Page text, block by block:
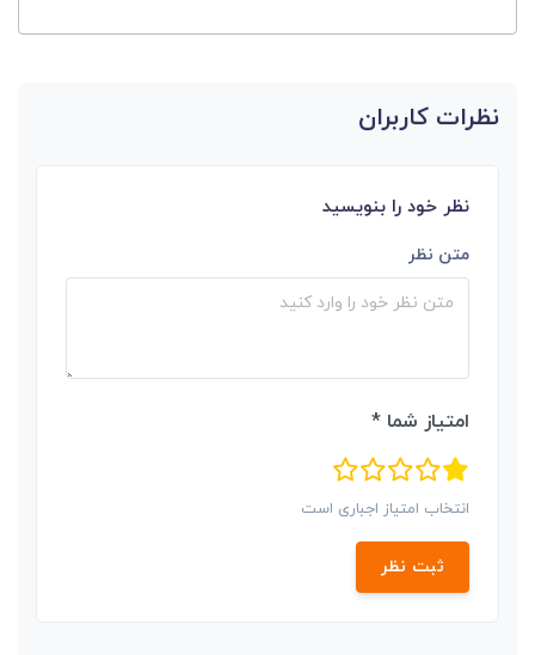
نظرات کاربران
نظر خود را بنویسید
متن نظر
امتیاز شما *
انتخاب امتیاز اجباری است
ثبت نظر